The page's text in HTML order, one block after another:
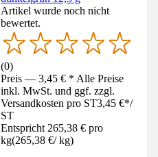
Artikel wurde noch nicht
bewertet.
(0)
Preis — 3,45 € * Alle Preise
inkl. MwSt. und ggf. zzgl.
Versandkosten pro ST3,45 €*/
ST
Entspricht 265,38 € pro
kg(265,38 €/ kg)